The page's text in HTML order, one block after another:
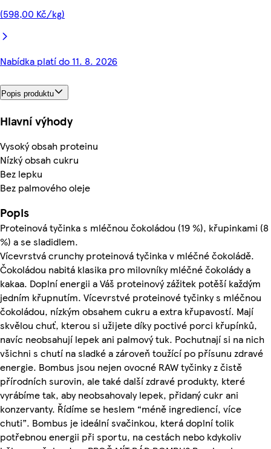
(598,00 Kč/kg)
Nabídka platí do 11. 8. 2026
Popis produktu
Hlavní výhody
Vysoký obsah proteinu
Nízký obsah cukru
Bez lepku
Bez palmového oleje
Popis
Proteinová tyčinka s mléčnou čokoládou (19 %), křupinkami (8
%) a se sladidlem.
Vícevrstvá crunchy proteinová tyčinka v mléčné čokoládě.
Čokoládou nabitá klasika pro milovníky mléčné čokolády a
kakaa. Doplní energii a Váš proteinový zážitek potěší každým
jedním křupnutím. Vícevrstvé proteinové tyčinky s mléčnou
čokoládou, nízkým obsahem cukru a extra křupavostí. Mají
skvělou chuť, kterou si užijete díky poctivé porci křupínků,
navíc neobsahují lepek ani palmový tuk. Pochutnají si na nich
všichni s chutí na sladké a zároveň toužící po přísunu zdravé
energie. Bombus jsou nejen ovocné RAW tyčinky z čistě
přírodních surovin, ale také další zdravé produkty, které
vyrábíme tak, aby neobsahovaly lepek, přidaný cukr ani
konzervanty. Řídíme se heslem “méně ingrediencí, více
chuti”. Bombus je ideální svačinkou, která doplní tolik
potřebnou energii při sportu, na cestách nebo kdykoliv